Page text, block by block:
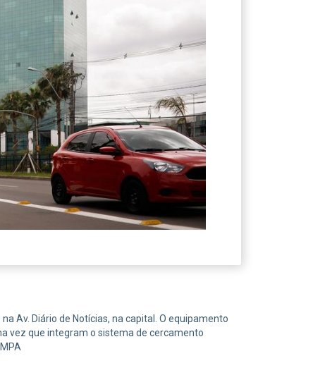
Av. Diário de Notícias, na capital. O equipamento
vez que integram o sistema de cercamento